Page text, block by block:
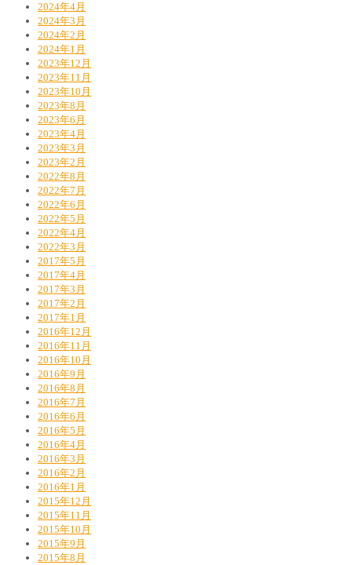
2024年4月
2024年3月
2024年2月
2024年1月
2023年12月
2023年11月
2023年10月
2023年8月
2023年6月
2023年4月
2023年3月
2023年2月
2022年8月
2022年7月
2022年6月
2022年5月
2022年4月
2022年3月
2017年5月
2017年4月
2017年3月
2017年2月
2017年1月
2016年12月
2016年11月
2016年10月
2016年9月
2016年8月
2016年7月
2016年6月
2016年5月
2016年4月
2016年3月
2016年2月
2016年1月
2015年12月
2015年11月
2015年10月
2015年9月
2015年8月